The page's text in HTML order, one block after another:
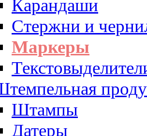
Карандаши
Стержни и
Маркеры
Штампы
Датеры